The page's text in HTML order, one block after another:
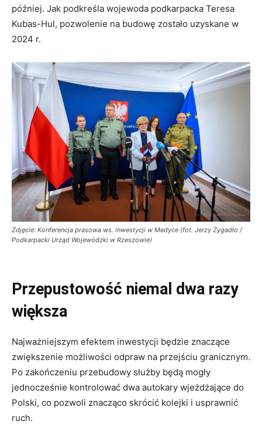
później. Jak podkreśla wojewoda podkarpacka Teresa
Kubas-Hul, pozwolenie na budowę zostało uzyskane w
2024 r.
Zdjęcie: Konferencja prasowa ws. inwestycji w Medyce (fot. Jerzy Żygadło /
Podkarpacki Urząd Wojewódzki w Rzeszowie)
Przepustowość niemal dwa razy
większa
Najważniejszym efektem inwestycji będzie znaczące
zwiększenie możliwości odpraw na przejściu granicznym.
Po zakończeniu przebudowy służby będą mogły
jednocześnie kontrolować dwa autokary wjeżdżające do
Polski, co pozwoli znacząco skrócić kolejki i usprawnić
ruch.